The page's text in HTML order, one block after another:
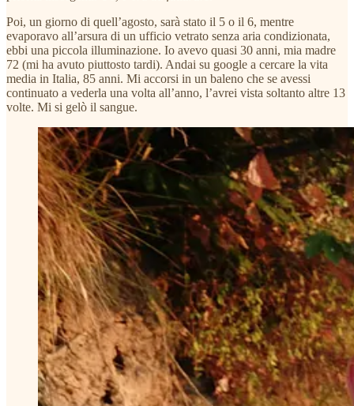
Poi, un giorno di quell’agosto, sarà stato il 5 o il 6, mentre
evaporavo all’arsura di un ufficio vetrato senza aria condizionata,
ebbi una piccola illuminazione. Io avevo quasi 30 anni, mia madre
72 (mi ha avuto piuttosto tardi). Andai su google a cercare la vita
media in Italia, 85 anni. Mi accorsi in un baleno che se avessi
continuato a vederla una volta all’anno, l’avrei vista soltanto altre 13
volte. Mi si gelò il sangue.